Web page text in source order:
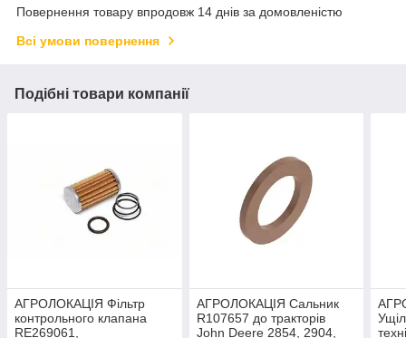
Повернення товару впродовж 14 днів за домовленістю
Всі умови повернення
Подібні товари компанії
АГРОЛОКАЦІЯ Фільтр
контрольного клапана
RE269061,
АГРОЛОКАЦІЯ Сальник
R107657 до тракторів
John Deere 2854, 2904,